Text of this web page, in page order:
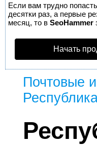
Если вам трудно
десятки раз, а первые
месяц, то в SeoHammer
Начать
Почтовые